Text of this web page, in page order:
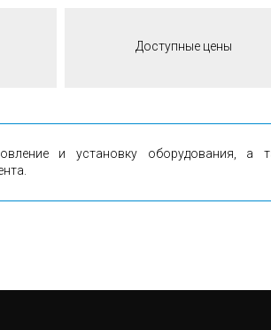
Доступные цены
и установку оборудования, а